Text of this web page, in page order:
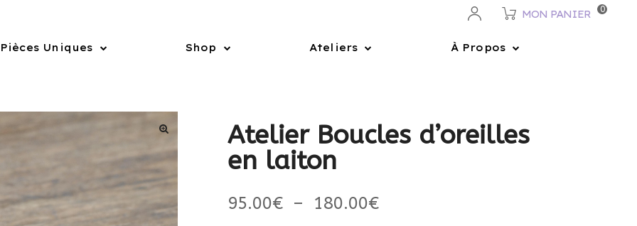
MON PANIER 0
Pièces Uniques Shop Ateliers À Propos
Atelier Boucles d’oreilles
en laiton
95.00€ – 180.00€